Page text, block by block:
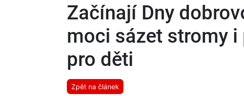
Začínají Dny
moci sázet stromy
pro děti
Zpět na článek